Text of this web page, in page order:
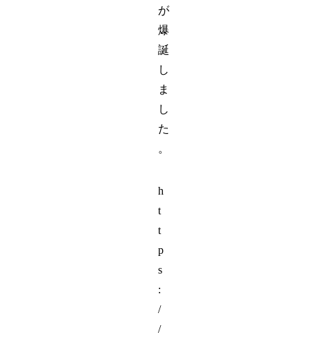
が
爆
誕
し
ま
し
た
。
h
t
t
p
s
:
/
/